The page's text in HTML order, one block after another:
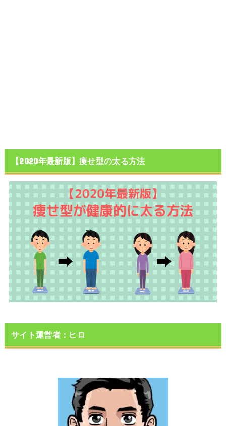
【2020年最新版】痩せ型の太る方法
サイト運営者：ヒロ